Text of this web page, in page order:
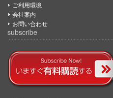
ご利用環境
会社案内
お問い合わせ
subscribe